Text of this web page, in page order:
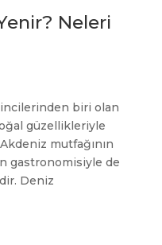
Neleri
incilerinden biri olan
güzellikleriyle
mutfağının
gastronomisiyle de
Deniz